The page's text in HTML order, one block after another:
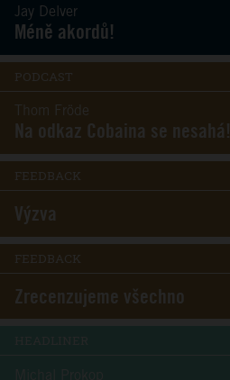
Jay Delver
Méně akordů!
PODCAST
Thom Fröde
Na odkaz Cobaina se nesahá!
FEEDBACK
Výzva
FEEDBACK
Zrecenzujeme všechno